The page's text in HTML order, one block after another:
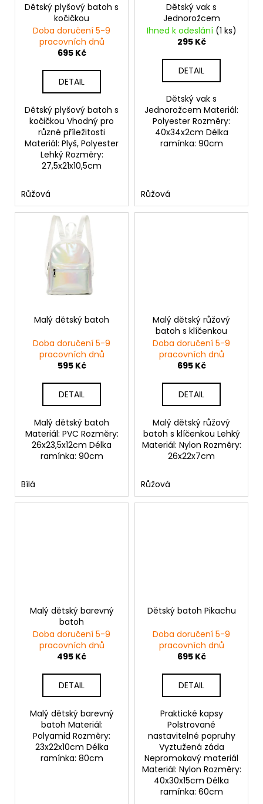
Dětský plyšový batoh s
kočičkou
Doba doručení 5-9
pracovních dnů
695 Kč
DETAIL
Dětský plyšový batoh s
kočičkou Vhodný pro
různé příležitosti
Materiál: Plyš, Polyester
Lehký Rozměry:
27,5x21x10,5cm
Růžová
Dětský vak s
Jednorožcem
Ihned k odeslání (1 ks)
295 Kč
DETAIL
Dětský vak s
Jednorožcem Materiál:
Polyester Rozměry:
40x34x2cm Délka
ramínka: 90cm
Růžová
Malý dětský batoh
Doba doručení 5-9
pracovních dnů
595 Kč
DETAIL
Malý dětský batoh
Materiál: PVC Rozměry:
26x23,5x12cm Délka
ramínka: 90cm
Bílá
Malý dětský růžový
batoh s klíčenkou
Doba doručení 5-9
pracovních dnů
695 Kč
DETAIL
Malý dětský růžový
batoh s klíčenkou Lehký
Materiál: Nylon Rozměry:
26x22x7cm
Růžová
Malý dětský barevný
batoh
Doba doručení 5-9
pracovních dnů
495 Kč
DETAIL
Malý dětský barevný
batoh Materiál:
Polyamid Rozměry:
23x22x10cm Délka
ramínka: 80cm
Dětský batoh Pikachu
Doba doručení 5-9
pracovních dnů
695 Kč
DETAIL
Praktické kapsy
Polstrované
nastavitelné popruhy
Vyztužená záda
Nepromokavý materiál
Materiál: Nylon Rozměry:
40x30x15cm Délka
ramínka: 60cm